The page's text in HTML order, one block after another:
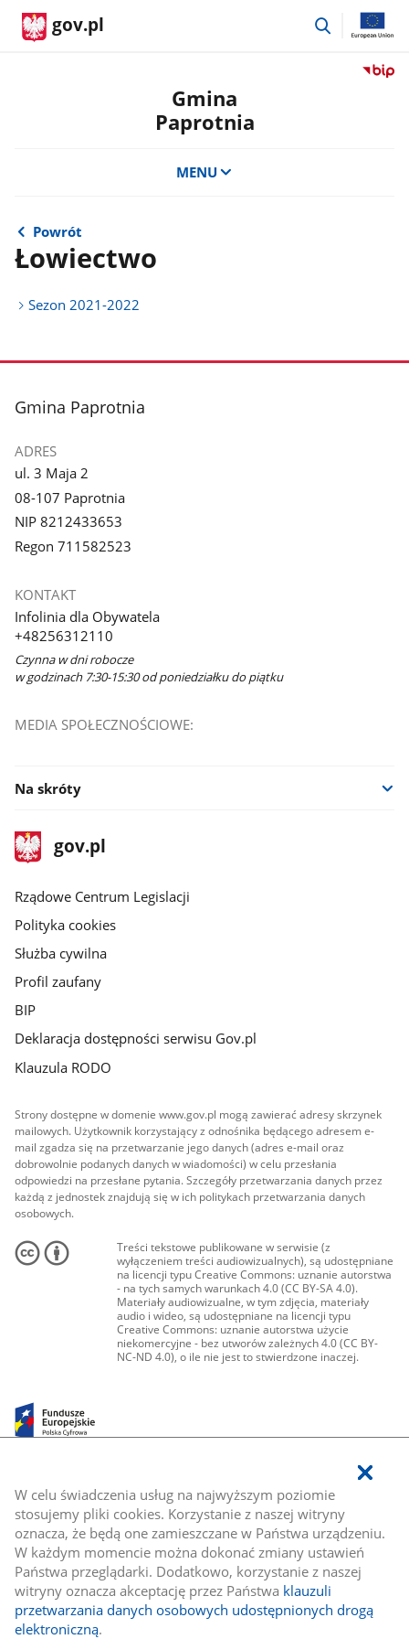
W celu świadczenia usług na najwyższym poziomie
stosujemy pliki cookies. Korzystanie z naszej witryny
oznacza, że będą one zamieszczane w Państwa urządzeniu.
W każdym momencie można dokonać zmiany ustawień
Państwa przeglądarki. Dodatkowo, korzystanie z naszej
witryny oznacza akceptację przez Państwa klauzuli
przetwarzania danych osobowych udostępnionych drogą
elektroniczną.
gov.pl
przejdź
Przejdź
Gmina
Paprotnia
MENU
Powrót
Łowiectwo
Sezon 2021-2022
stopka
Gmina Paprotnia
ADRES
ul. 3 Maja 2
08-107 Paprotnia
NIP 8212433653
Regon 711582523
KONTAKT
Infolinia dla Obywatela
+48256312110
Czynna w dni robocze
w godzinach 7:30-15:30 od poniedziałku do piątku
MEDIA SPOŁECZNOŚCIOWE:
Na skróty
stopka
gov.plStrona
gov.pl
Rządowe Centrum Legislacji
Polityka cookies
Służba cywilna
Profil zaufany
BIP
Deklaracja dostępności serwisu Gov.pl
Klauzula RODO
Strony dostępne w domenie www.gov.pl mogą zawierać adresy skrzynek
mailowych. Użytkownik korzystający z odnośnika będącego adresem e-
mail zgadza się na przetwarzanie jego danych (adres e-mail oraz
dobrowolnie podanych danych w wiadomości) w celu przesłania
odpowiedzi na przesłane pytania. Szczegóły przetwarzania danych przez
każdą z jednostek znajdują się w ich politykach przetwarzania danych
osobowych.
Treści tekstowe publikowane w serwisie (z
wyłączeniem treści audiowizualnych), są udostępniane
na licencji typu Creative Commons: uznanie autorstwa
- na tych samych warunkach 4.0 (CC BY-SA 4.0).
Materiały audiowizualne, w tym zdjęcia, materiały
audio i wideo, są udostępniane na licencji typu
Creative Commons: uznanie autorstwa użycie
niekomercyjne - bez utworów zależnych 4.0 (CC BY-
NC-ND 4.0), o ile nie jest to stwierdzone inaczej.